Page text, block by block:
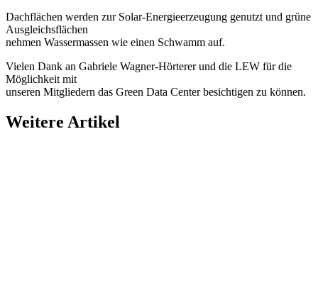
Dachflächen werden zur Solar-Energieerzeugung genutzt und grüne
Ausgleichsflächen
nehmen Wassermassen wie einen Schwamm auf.
Vielen Dank an Gabriele Wagner-Hörterer und die LEW für die
Möglichkeit mit
unseren Mitgliedern das Green Data Center besichtigen zu können.
Weitere Artikel